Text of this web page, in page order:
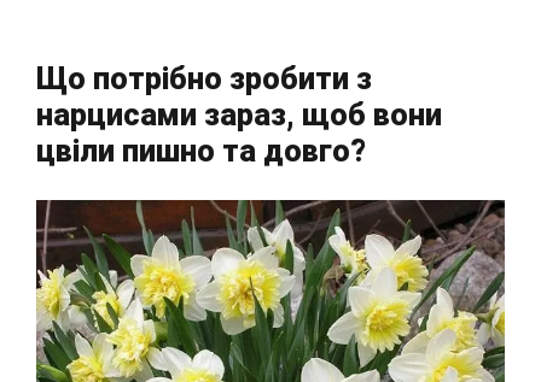
Що потрібно зробити з
нарцисами зараз, щоб вони
цвіли пишно та довго?